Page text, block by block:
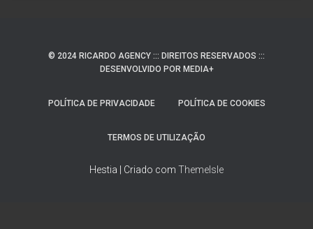
© 2024 RICARDO AGENCY ::: DIREITOS RESERVADOS :::
DESENVOLVIDO POR MEDIA+
POLÍTICA DE PRIVACIDADE POLÍTICA DE COOKIES
TERMOS DE UTILIZAÇÃO
Hestia | Criado com ThemeIsle